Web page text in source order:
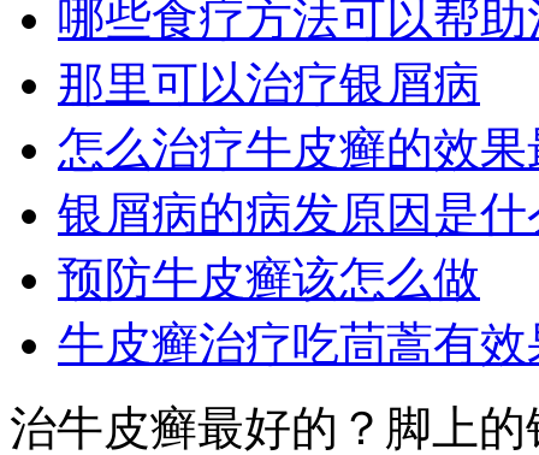
哪些食疗方法可以帮助
那里可以治疗银屑病
怎么治疗牛皮癣的效果
银屑病的病发原因是什
预防牛皮癣该怎么做
牛皮癣治疗吃茼蒿有效
治牛皮癣最好的？脚上